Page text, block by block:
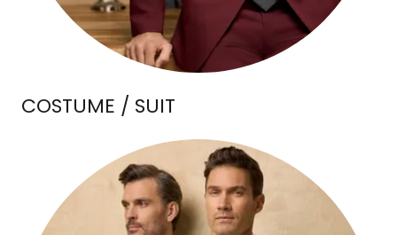
COSTUME / SUIT